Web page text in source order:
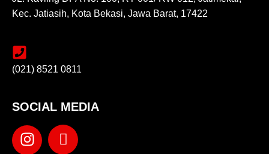
Kec. Jatiasih, Kota Bekasi, Jawa Barat, 17422
(021) 8521 0811
SOCIAL MEDIA